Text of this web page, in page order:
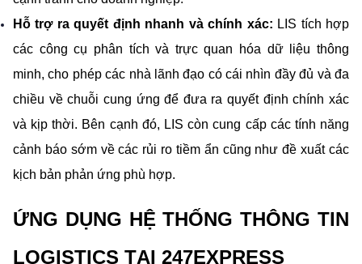
Hỗ trợ ra quyết định nhanh và chính xác: LIS tích hợp
các công cụ phân tích và trực quan hóa dữ liệu thông
minh, cho phép các nhà lãnh đạo có cái nhìn đầy đủ và đa
chiều về chuỗi cung ứng để đưa ra quyết định chính xác
và kịp thời. Bên cạnh đó, LIS còn cung cấp các tính năng
cảnh báo sớm về các rủi ro tiềm ẩn cũng như đề xuất các
kịch bản phản ứng phù hợp.
ỨNG DỤNG HỆ THỐNG THÔNG TIN
LOGISTICS TẠI 247EXPRESS